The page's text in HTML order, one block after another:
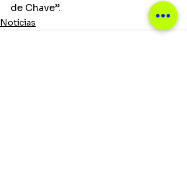
de Chave”.
Notícias